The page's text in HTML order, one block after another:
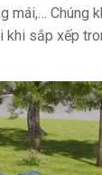
mái,… Chúng
khi sắp xếp